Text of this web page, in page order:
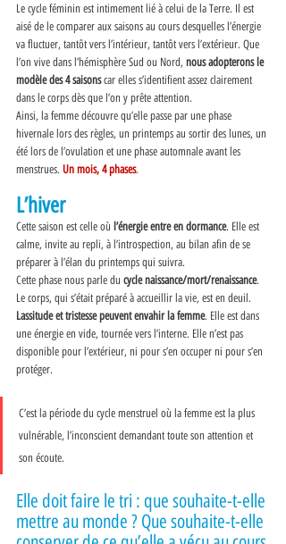
Le cycle féminin est intimement lié à celui de la Terre. Il est
aisé de le comparer aux saisons au cours desquelles l’énergie
va fluctuer, tantôt vers l’intérieur, tantôt vers l’extérieur. Que
l’on vive dans l’hémisphère Sud ou Nord, nous adopterons le
modèle des 4 saisons car elles s’identifient assez clairement
dans le corps dès que l’on y prête attention.
Ainsi, la femme découvre qu’elle passe par une phase
hivernale lors des règles, un printemps au sortir des lunes, un
été lors de l’ovulation et une phase automnale avant les
menstrues. Un mois, 4 phases.
L’hiver
Cette saison est celle où l’énergie entre en dormance. Elle est
calme, invite au repli, à l’introspection, au bilan afin de se
préparer à l’élan du printemps qui suivra.
Cette phase nous parle du cycle naissance/mort/renaissance.
Le corps, qui s’était préparé à accueillir la vie, est en deuil.
Lassitude et tristesse peuvent envahir la femme. Elle est dans
une énergie en vide, tournée vers l’interne. Elle n’est pas
disponible pour l’extérieur, ni pour s’en occuper ni pour s’en
protéger.
C’est la période du cycle menstruel où la femme est la plus
vulnérable, l’inconscient demandant toute son attention et
son écoute.
Elle doit faire le tri : que souhaite-t-elle
mettre au monde ? Que souhaite-t-elle